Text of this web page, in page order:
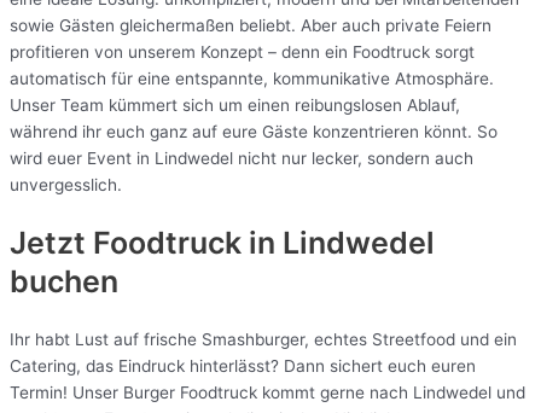
sowie Gästen gleichermaßen beliebt. Aber auch private Feiern
profitieren von unserem Konzept – denn ein Foodtruck sorgt
automatisch für eine entspannte, kommunikative Atmosphäre.
Unser Team kümmert sich um einen reibungslosen Ablauf,
während ihr euch ganz auf eure Gäste konzentrieren könnt. So
wird euer Event in Lindwedel nicht nur lecker, sondern auch
unvergesslich.
Jetzt Foodtruck in Lindwedel
buchen
Ihr habt Lust auf frische Smashburger, echtes Streetfood und ein
Catering, das Eindruck hinterlässt? Dann sichert euch euren
Termin! Unser Burger Foodtruck kommt gerne nach Lindwedel und